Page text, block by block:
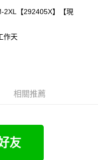
後會自動跳轉到大哥付的交易
審核未通過，訂單將自動取
大哥付你分期系統評分，恕無
值。
帳。
，可於會員專區綁定中華電信
抵消費金額 (1點等於1元)。
2XL【292405X】【現
作天
相關推薦